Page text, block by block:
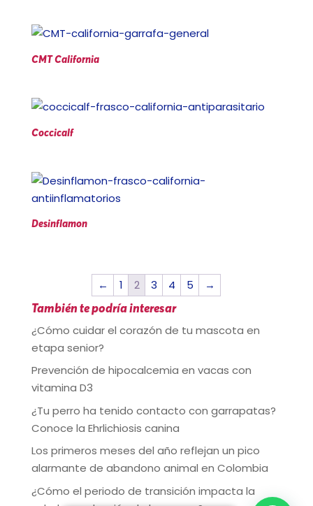
CMT California
Coccicalf
Desinflamon
← 1 2 3 4 5
→
También te podría interesar
¿Cómo cuidar el corazón de tu mascota en
etapa senior?
Prevención de hipocalcemia en vacas con
vitamina D3
¿Tu perro ha tenido contacto con garrapatas?
Conoce la Ehrlichiosis canina
Los primeros meses del año reflejan un pico
alarmante de abandono animal en Colombia
¿Cómo el periodo de transición impacta la